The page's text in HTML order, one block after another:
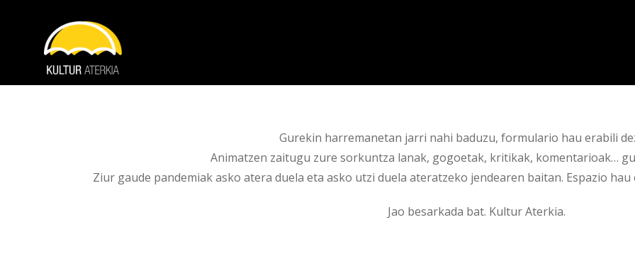
Gurekin harremanetan jarri nahi baduzu, formulario hau erabili
Animatzen zaitugu zure sorkuntza lanak, gogoetak, kritikak, komentarioak…
Ziur gaude pandemiak asko atera duela eta asko utzi duela ateratzeko jendearen baitan. Espazio
Jao besarkada bat. Kultur Aterkia.